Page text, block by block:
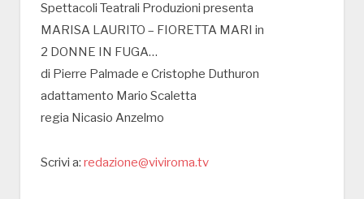
Spettacoli Teatrali Produzioni presenta
MARISA LAURITO – FIORETTA MARI in
2 DONNE IN FUGA…
di Pierre Palmade e Cristophe Duthuron
adattamento Mario Scaletta
regia Nicasio Anzelmo
Scrivi a: redazione@viviroma.tv